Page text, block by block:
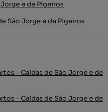
e de Pigeiros
São Jorge e de Pigeiros
- Caldas de São Jorge e de
- Caldas de São Jorge e de